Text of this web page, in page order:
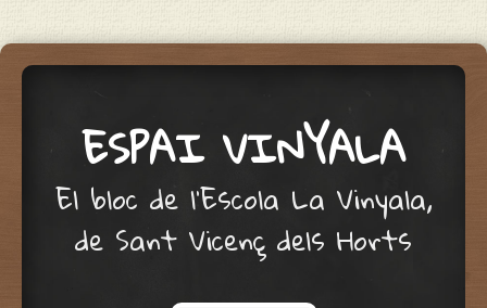
ESPAI VINYALA
El bloc de l'Escola La Vinyala,
de Sant Vicenç dels Horts